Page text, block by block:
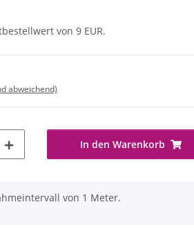
von 9 EUR.
abweichend)
In den Warenkorb
von 1 Meter.